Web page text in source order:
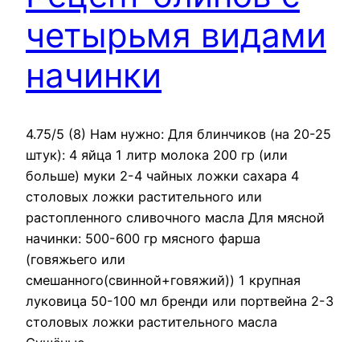
четырьмя видами
начинки
4.75/5 (8) Нам нужно: Для блинчиков (на 20-25
штук): 4 яйца 1 литр молока 200 гр (или
больше) муки 2-4 чайных ложки сахара 4
столовых ложки растительного или
растопленного сливочного масла Для мясной
начинки: 500-600 гр мясного фарша
(говяжьего или
смешанного(свинной+говяжий)) 1 крупная
луковица 50-100 мл бренди или портвейна 2-3
столовых ложки растительного масла